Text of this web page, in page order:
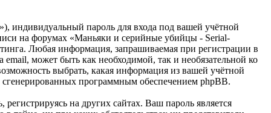
индивидуальный пароль для входа под вашей учётной
на форумах «Маньяки и серийные убийцы - Serial-
Любая информация, запрашиваемая при регистрации в
может быть как необходимой, так и необязательной ко
выбрать, какая информация из вашей учётной
сгенерированных программным обеспечением phpBB.
на других сайтах. Ваш пароль является